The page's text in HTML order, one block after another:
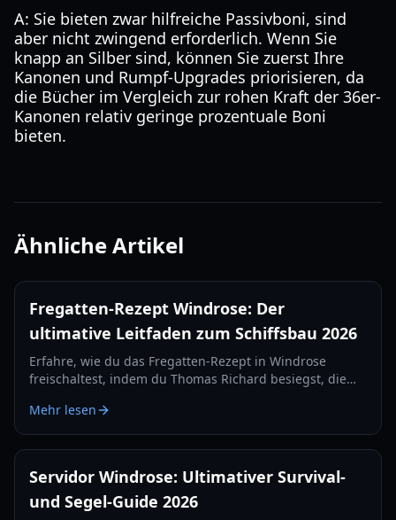
A: Sie bieten zwar hilfreiche Passivboni, sind
aber nicht zwingend erforderlich. Wenn Sie
knapp an Silber sind, können Sie zuerst Ihre
Kanonen und Rumpf-Upgrades priorisieren, da
die Bücher im Vergleich zur rohen Kraft der 36er-
Kanonen relativ geringe prozentuale Boni
bieten.
Ähnliche Artikel
Fregatten-Rezept Windrose: Der
ultimative Leitfaden zum Schiffsbau 2026
Erfahre, wie du das Fregatten-Rezept in Windrose
freischaltest, indem du Thomas Richard besiegst, die
und Eisenbarren herstellst.
Mehr lesen
Servidor Windrose: Ultimativer Survival-
und Segel-Guide 2026